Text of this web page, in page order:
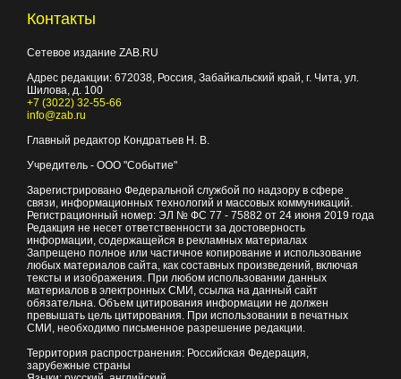
Контакты
Сетевое издание ZAB.RU
Адрес редакции: 672038 , Россия, Забайкальский край, г. Чита ул.
Шилова, д. 100
+7 (3022) 32-55-66
info@zab.ru
Главный редактор Кондратьев Н. В.
Учредитель - ООО "Событие"
Зарегистрировано Федеральной службой по надзору в сфере
связи, информационных технологий и массовых коммуникаций.
Регистрационный номер: ЭЛ № ФС 77 - 75882 от 24 июня 2019 года
Редакция не несет ответственности за достоверность
информации, содержащейся в рекламных материалах
Запрещено полное или частичное копирование и использование
любых материалов сайта, как составных произведений, включая
тексты и изображения. При любом использовании данных
материалов в электронных СМИ, ссылка на данный сайт
обязательна. Объем цитирования информации не должен
превышать цель цитирования. При использовании в печатных
СМИ, необходимо письменное разрешение редакции.
Территория распространения: Российская Федерация,
зарубежные страны